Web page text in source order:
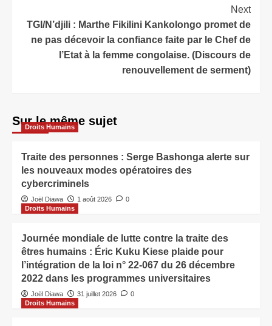
Next
TGI/N’djili : Marthe Fikilini Kankolongo promet de
ne pas décevoir la confiance faite par le Chef de
l’Etat à la femme congolaise. (Discours de
renouvellement de serment)
Sur le même sujet
Droits Humains
Traite des personnes : Serge Bashonga alerte sur
les nouveaux modes opératoires des
cybercriminels
Joël Diawa 1 août 2026
0
Droits Humains
Journée mondiale de lutte contre la traite des
êtres humains : Éric Kuku Kiese plaide pour
l’intégration de la loi n° 22-067 du 26 décembre
2022 dans les programmes universitaires
Joël Diawa 31 juillet 2026
0
Droits Humains